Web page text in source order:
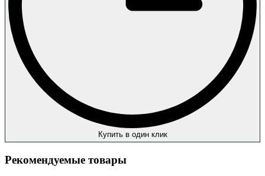
Купить в один клик
Рекомендуемые товары